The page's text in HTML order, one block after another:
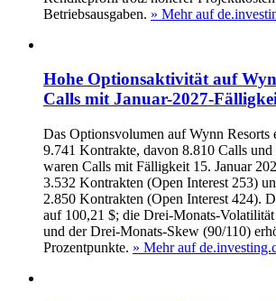
Betriebsausgaben. » Mehr auf
Hohe Optionsaktivität auf
Calls mit Januar-2027-
Das Optionsvolumen auf Wynn Resorts
9.741 Kontrakte, davon 8.810 Calls
waren Calls mit Fälligkeit 15. Januar
3.532 Kontrakten (Open Interest 253)
2.850 Kontrakten (Open Interest 424).
auf 100,21 $; die Drei-Monats-
und der Drei-Monats-Skew (90/110)
Prozentpunkte. » Mehr auf